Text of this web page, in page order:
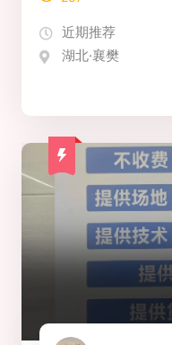
近期推荐
湖北·襄樊